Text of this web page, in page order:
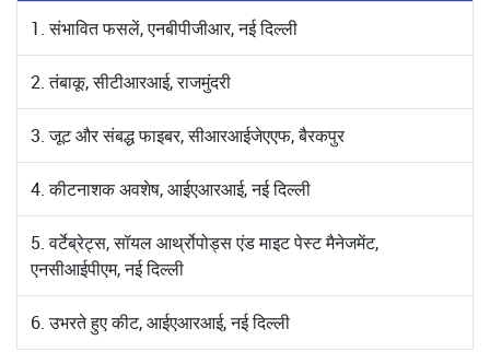
1. संभावित फसलें, एनबीपीजीआर, नई दिल्ली
2. तंबाकू, सीटीआरआई, राजमुंदरी
3. जूट और संबद्ध फाइबर, सीआरआईजेएएफ, बैरकपुर
4. कीटनाशक अवशेष, आईएआरआई, नई दिल्ली
5. वर्टेब्रेट्स, सॉयल आर्थ्रोपोड्स एंड माइट पेस्ट मैनेजमेंट,
एनसीआईपीएम, नई दिल्ली
6. उभरते हुए कीट, आईएआरआई, नई दिल्ली